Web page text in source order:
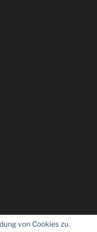
von Cookies zu.